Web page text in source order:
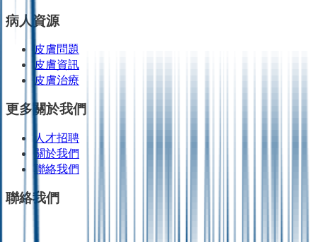
病人資源
皮膚問題
皮膚資訊
皮膚治療
更多關於我們
人才招聘
關於我們
聯絡我們
聯絡我們